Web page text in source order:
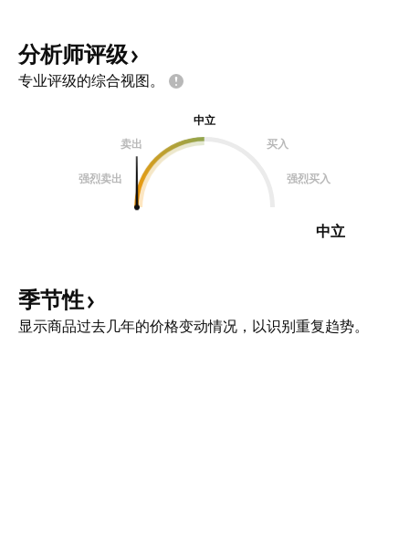
分析师评级
专业评级的综合视图。
中立
卖出
买入
强烈卖出 强烈买入
中立
季节性
显示商品过去几年的价格变动情况，以识别重复趋势。